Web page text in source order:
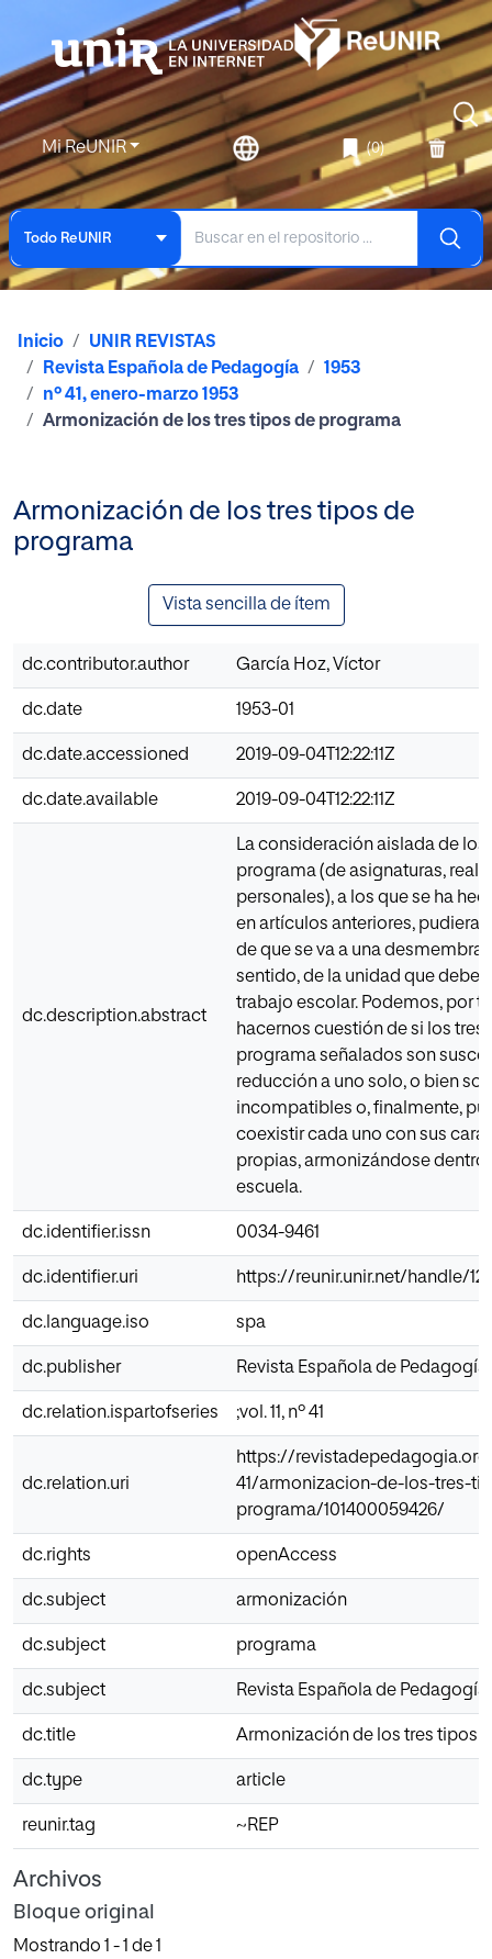
Mi ReUNIR (0)
Todo ReUNIR
Inicio
UNIR REVISTAS
Revista Española de Pedagogía
1953
nº 41, enero-marzo 1953
Armonización de los tres tipos de programa
Armonización de los tres tipos de
programa
Vista sencilla de ítem
dc.contributor.author García Hoz, Víctor
dc.date 1953-01
dc.date.accessioned 2019-09-04T12:22:11Z
dc.date.available 2019-09-04T12:22:11Z
dc.description.abstract
La consideración aislada de los
programa (de asignaturas,
personales), a los que se ha
en artículos anteriores, pudiera
de que se va a una
sentido, de la unidad que debe
trabajo escolar. Podemos, por
hacernos cuestión de si los tres
programa señalados son
reducción a uno solo, o bien son
incompatibles o, finalmente,
coexistir cada uno con sus
propias, armonizándose dentro
escuela.
dc.identifier.issn 0034-9461
dc.identifier.uri https://reunir.unir.net/handle/
dc.language.iso spa
dc.publisher Revista Española de Pedagogía
dc.relation.ispartofseries ;vol. 11, nº 41
dc.relation.uri
https://
41/armonizacion-de-los-tres-
programa/101400059426/
dc.rights openAccess
dc.subject armonización
dc.subject programa
dc.subject Revista Española de Pedagogía
dc.title Armonización de los tres tipos
dc.type article
reunir.tag ~REP
Archivos
Bloque original
Mostrando 1 - 1 de 1